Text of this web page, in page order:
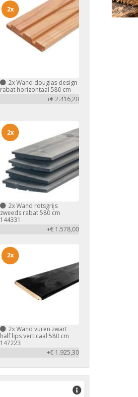
2xWand douglas design
rabat horizontaal 580 cm
+€ 2.416,20
2x
2xWand rotsgrijs
zweeds rabat 580 cm
144331
+€ 1.578,00
2x
2xWand vuren zwart
half lips verticaal 580 cm
147223
+€ 1.925,30
2x